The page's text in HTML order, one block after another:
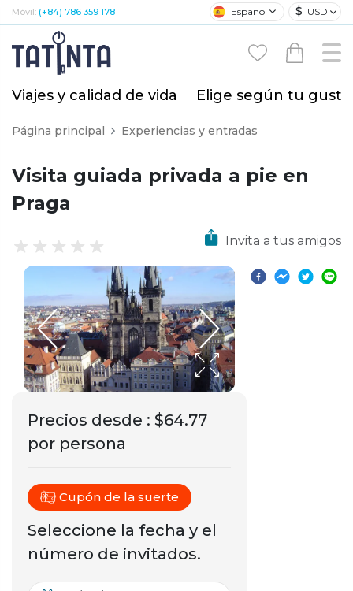
Móvil: (+84) 786 359 178 Español $ USD
Viajes y calidad de vida Elige según tu
Página principal Experiencias y entradas
Visita guiada privada a pie en
Praga
Invita a tus amigos
Precios desde : $64.77
por persona
Cupón de la suerte
Seleccione la fecha y el
número de invitados.